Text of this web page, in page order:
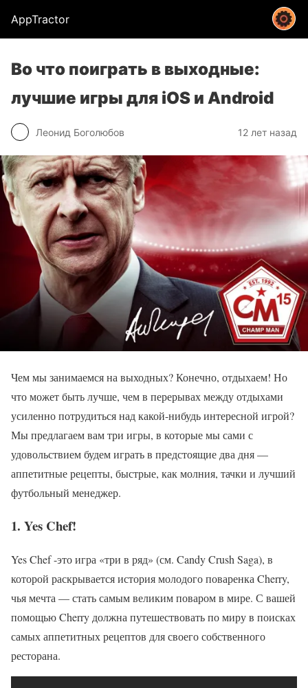
AppTractor
Во что поиграть в выходные:
лучшие игры для iOS и Android
Леонид Боголюбов 12 лет назад
Чем мы занимаемся на выходных? Конечно, отдыхаем! Но
что может быть лучше, чем в перерывах между отдыхами
усиленно потрудиться над какой-нибудь интересной игрой?
Мы предлагаем вам три игры, в которые мы сами с
удовольствием будем играть в предстоящие два дня —
аппетитные рецепты, быстрые, как молния, тачки и лучший
футбольный менеджер.
1. Yes Chef!
Yes Chef -это игра «три в ряд» (см. Candy Crush Saga), в
которой раскрывается история молодого поваренка Cherry,
чья мечта — стать самым великим поваром в мире. С вашей
помощью Cherry должна путешествовать по миру в поисках
самых аппетитных рецептов для своего собственного
ресторана.